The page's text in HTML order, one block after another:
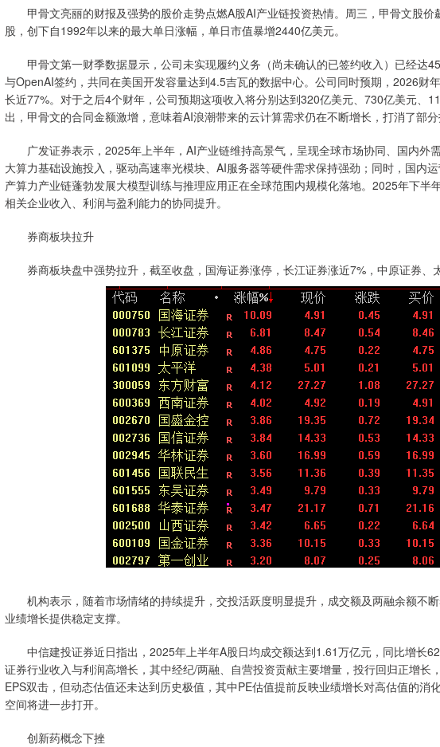
甲骨文亮丽的财报及强势的股价走势点燃A股AI产业链投资热情。周三，甲骨文股价
股，创下自1992年以来的最大单日涨幅，单日市值暴增2440亿美元。
甲骨文第一财季数据显示，公司未实现履约义务（尚未确认的已签约收入）已经达
与OpenAI签约，共同在美国开发容量达到4.5吉瓦的数据中心。公司同时预期，2026财
长近77%。对于之后4个财年，公司预期这项收入将分别达到320亿美元、730亿美元、
出，甲骨文的合同金额激增，意味着AI浪潮带来的云计算需求仍在不断增长，打消了部分
广发证券表示，2025年上半年，AI产业链维持高景气，呈现全球市场协同、国内外
大算力基础设施投入，驱动高速率光模块、AI服务器等硬件需求保持强劲；同时，国内
产算力产业链蓬勃发展大模型训练与推理应用正在全球范围内规模化落地。2025年下半
相关企业收入、利润与盈利能力的协同提升。
券商板块拉升
券商板块盘中强势拉升，截至收盘，国海证券涨停，长江证券涨近7%，中原证券、
机构表示，随着市场情绪的持续提升，交投活跃度明显提升，成交额及两融余额不
业绩增长提供稳定支撑。
中信建投证券近日指出，2025年上半年A股日均成交额达到1.61万亿元，同比增长
证券行业收入与利润高增长，其中经纪/两融、自营投资贡献主要增量，投行回归正增长
EPS双击，但动态估值还未达到历史极值，其中PE估值提前反映业绩增长对高估值的消
空间将进一步打开。
创新药概念下挫